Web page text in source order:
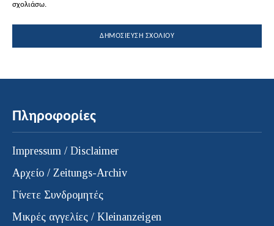
σχολιάσω.
Πληροφορίες
Impressum / Disclaimer
Αρχείο / Zeitungs-Archiv
Γίνετε Συνδρομητές
Μικρές αγγελίες / Kleinanzeigen